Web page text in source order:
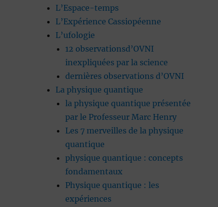
L’Espace-temps
L’Expérience Cassiopéenne
L’ufologie
12 observationsd’OVNI
inexpliquées par la science
dernières observations d’OVNI
La physique quantique
la physique quantique présentée
par le Professeur Marc Henry
Les 7 merveilles de la physique
quantique
physique quantique : concepts
fondamentaux
Physique quantique : les
expériences